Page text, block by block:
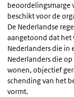
beoordelingsmarge
beschikt voor de
De Nederlandse
aangetoond dat het
Nederlanders die in
Nederlanders die
wonen, objectief
schending van het
vormt.